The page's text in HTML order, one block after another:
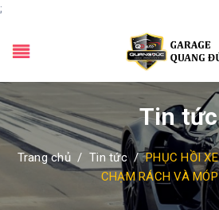
;
Tin tức
Trang chủ / Tin tức / PHỤC HỒI
CHẠM RÁCH VÀ